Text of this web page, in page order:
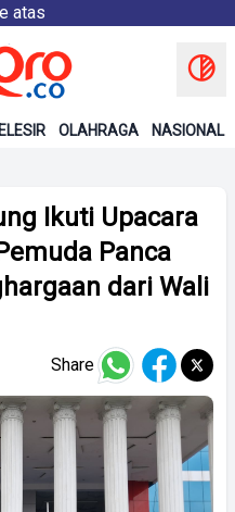
atas
OLAHRAGA NASIONAL
Ikuti Upacara
Panca
dari Wali
Share